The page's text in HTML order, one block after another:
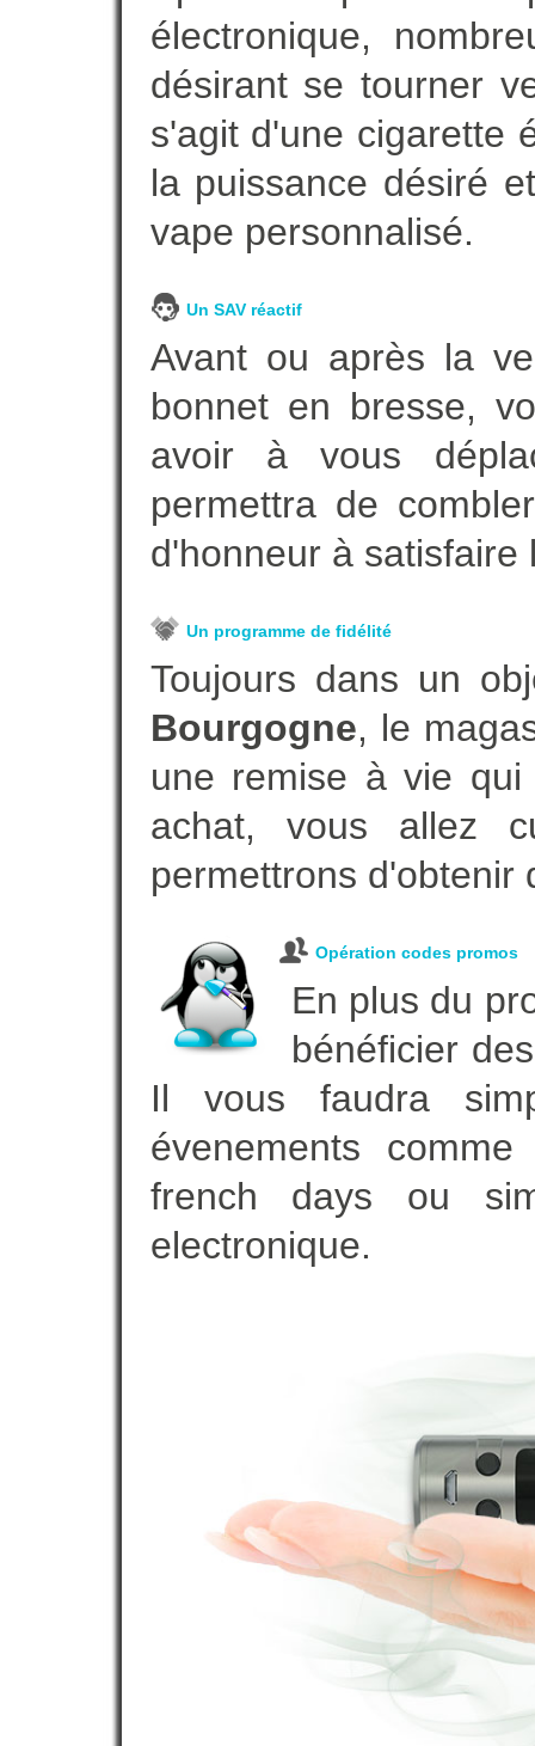
électronique,
désirant se tourner
s'agit d'une cigarette
la puissance désiré
vape personnalisé.
Un SAV réactif
Avant ou après la
bonnet en bresse,
avoir à vous
permettra de
d'honneur à satisfaire
Un programme de fidélité
Toujours dans un
Bourgogne, le
une remise à vie qui
achat, vous allez
permettrons d'obtenir
Opération codes promos
En plus du
bénéficier
Il vous faudra
évenements
french days ou
electronique.